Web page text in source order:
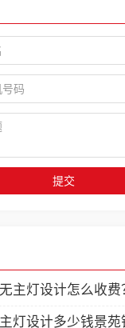
设计怎么收费？景苑铭居
设计多少钱景苑铭居
提交